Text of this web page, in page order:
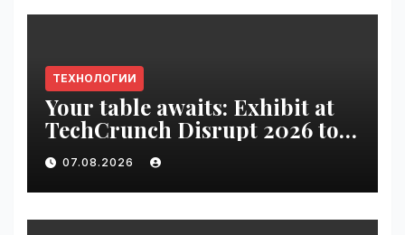
ТЕХНОЛОГИИ
Your table awaits: Exhibit at
TechCrunch Disrupt 2026 to
be seen by thousands |
VseTime.ru
07.08.2026